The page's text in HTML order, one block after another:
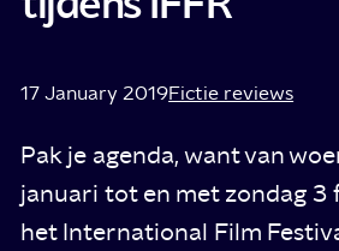
17 January 2019Fictie reviews
Pak je agenda, want van
januari tot en met zondag
het International Film